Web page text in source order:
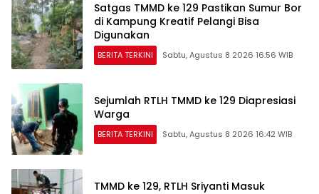
Satgas TMMD ke 129 Pastikan Sumur Bor
di Kampung Kreatif Pelangi Bisa
Digunakan
BERITA TERKINI Sabtu, Agustus 8 2026 16:56 WIB
Sejumlah RTLH TMMD ke 129 Diapresiasi
Warga
BERITA TERKINI Sabtu, Agustus 8 2026 16:42 WIB
TMMD ke 129, RTLH Sriyanti Masuk